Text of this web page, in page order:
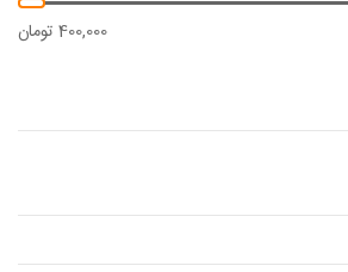
400,000 تومان